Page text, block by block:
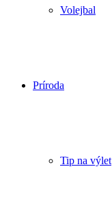
Volejbal
Príroda
Tip na výlet